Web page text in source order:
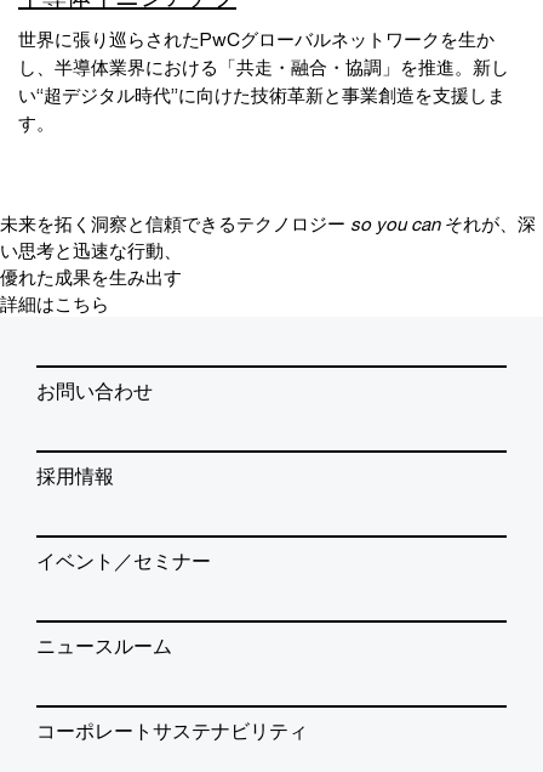
世界に張り巡らされたPwCグローバルネットワークを生か
し、半導体業界における「共走・融合・協調」を推進。新し
い“超デジタル時代”に向けた技術革新と事業創造を支援しま
す。
未来を拓く洞察と信頼できるテクノロジー so you can それが、深
い思考と迅速な行動、
優れた成果を生み出す
詳細はこちら
お問い合わせ
採用情報
イベント／セミナー
ニュースルーム
コーポレートサステナビリティ